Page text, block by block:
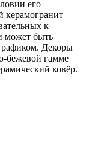
его
керамогранит
к
может быть
Декоры
бежевой гамме
ковёр.